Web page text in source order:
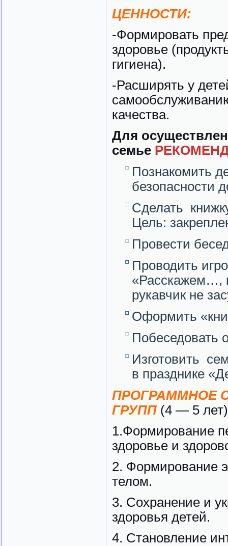
ЦЕННОСТИ:
-Формировать
здоровье
гигиена).
-Расширять у
качества.
Для
семье
Познакомить
безопасности
Сделать
Цель:
Провести
Проводить
«Расскажем…,
рукавчик не
Оформить
Побеседовать
Изготовить
в празднике
ПРОГРАММНОЕ
ГРУПП (4 — 5 лет)
1.Формирование
здоровье и
2. Формирование
телом.
3. Сохранение и
здоровья детей.
4. Становление